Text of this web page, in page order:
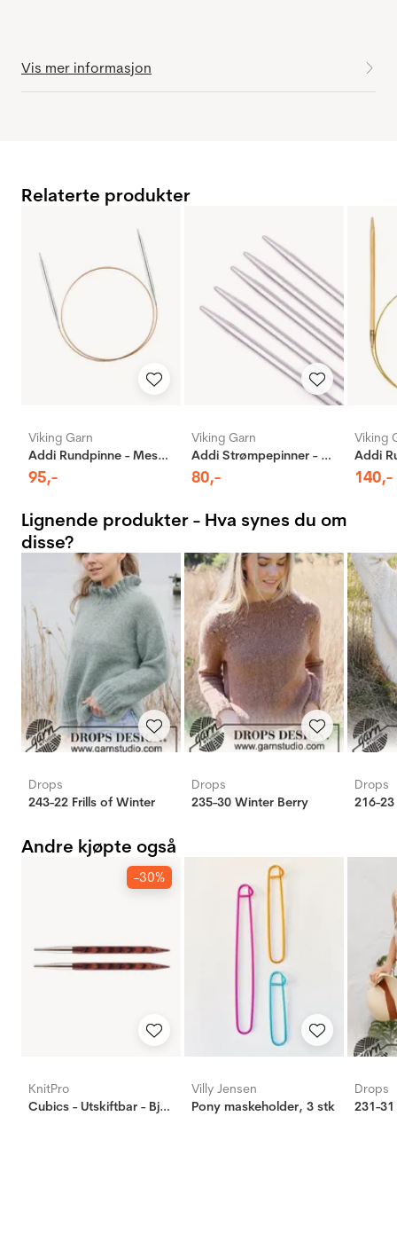
Vis mer informasjon
Relaterte produkter
Viking Garn
Addi Rundpinne - Messing
95,-
Viking Garn
Addi Strømpepinner - Aluminium
80,-
Viking
140,-
Lignende produkter - Hva synes du om
disse?
Drops
243-22 Frills of Winter
Drops
235-30 Winter Berry
Drops
216-
Andre kjøpte også
-30%
KnitPro
Cubics - Utskiftbar - Bjørk - 5mm
Villy Jensen
Pony maskeholder, 3 stk
Drops